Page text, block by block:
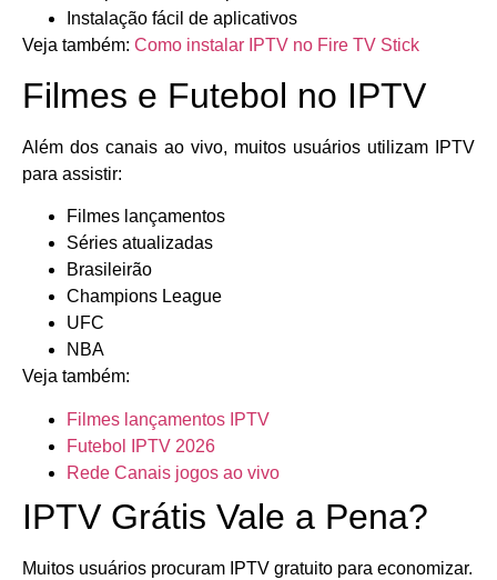
Instalação fácil de aplicativos
Veja também: Como instalar IPTV no Fire TV Stick
Filmes e Futebol no IPTV
Além dos canais ao vivo, muitos usuários utilizam IPTV
para assistir:
Filmes lançamentos
Séries atualizadas
Brasileirão
Champions League
UFC
NBA
Veja também:
Filmes lançamentos IPTV
Futebol IPTV 2026
Rede Canais jogos ao vivo
IPTV Grátis Vale a Pena?
Muitos usuários procuram IPTV gratuito para economizar.